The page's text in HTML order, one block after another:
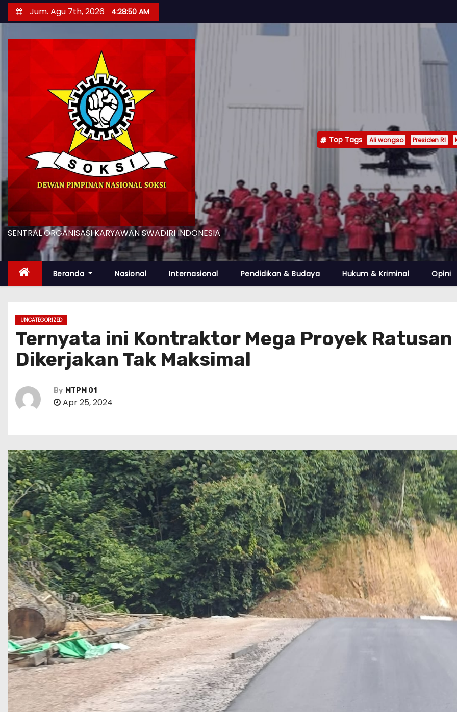
k
t
Jum. Agu 7th, 2026 4:28:51 AM
SENTRAL ORGANISASI KARYAWAN SWADIRI INDONESIA
Top Tags Ali wongso Presiden RI
Beranda Nasional Internasional Pendidikan & Budaya Hukum & Kriminal Opini
UNCATEGORIZED
Ternyata ini Kontraktor Mega Proyek Ratusan
Dikerjakan Tak Maksimal
By MTPM 01
Apr 25, 2024